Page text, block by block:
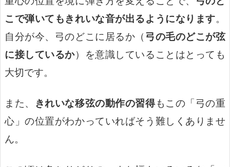
こで弾いてもきれいな音が出るようになります。
自分が今、弓のどこに居るか（ 弓の毛のどこが弦
に接しているか）を意識していることはとっても
大切です。
また、 きれいな移弦の動作の習得もこの「弓の重
心」の位置がわかっていればそう難しくありませ
ん。